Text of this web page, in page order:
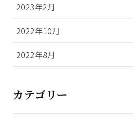
2023年2月
2022年10月
2022年8月
カテゴリー